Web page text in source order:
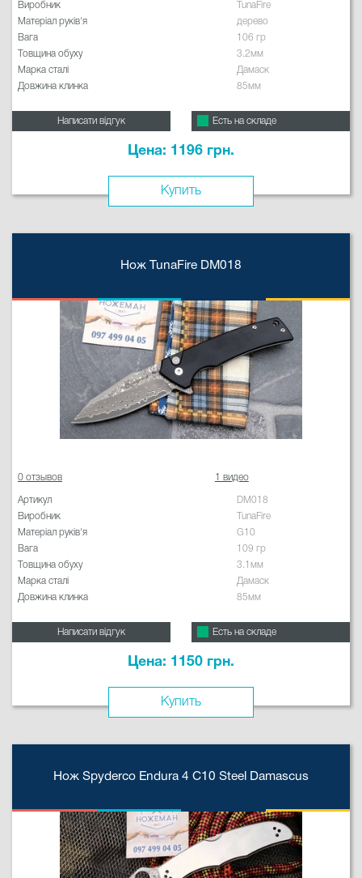
Виробник
TunaFire
Матеріал руків'я
дерево
Вага
106 гр
Товщина обуху
3.2мм
Марка сталі
Дамаск
Довжина клинка
85мм
Написати відгук Есть на складе
Цена: 1196 грн.
Купить
Нож TunaFire DM018
0 отзывов 1 видео
Артикул
DM018
Виробник
TunaFire
Матеріал руків'я
G10
Вага
109 гр
Товщина обуху
3.1мм
Марка сталі
Дамаск
Довжина клинка
85мм
Написати відгук Есть на складе
Цена: 1150 грн.
Купить
Нож Spyderco Endura 4 C10 Steel Damascus